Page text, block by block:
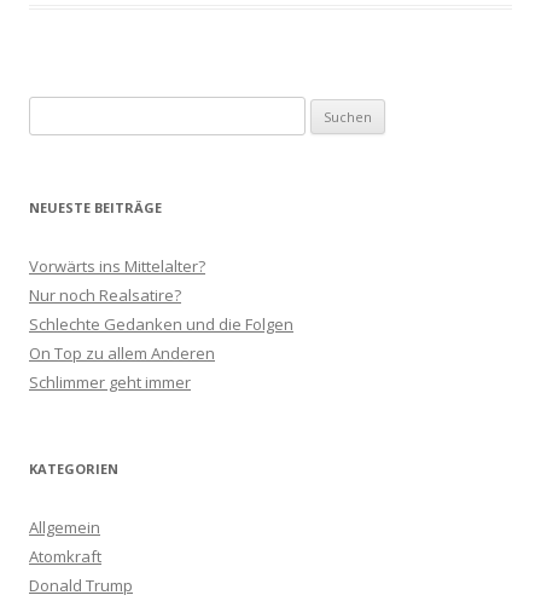
nach:
NEUESTE BEITRÄGE
Vorwärts ins Mittelalter?
Nur noch Realsatire?
Schlechte Gedanken und die Folgen
On Top zu allem Anderen
Schlimmer geht immer
KATEGORIEN
Allgemein
Atomkraft
Donald Trump